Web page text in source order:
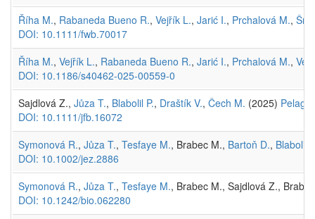
Říha M., Rabaneda Bueno R., Vejřík L., Jarić I., Prchalová M.,
DOI: 10.1111/fwb.70017
Říha M., Vejřík L., Rabaneda Bueno R., Jarić I., Prchalová M.,
DOI: 10.1186/s40462-025-00559-0
Sajdlová Z., Jůza T., Blabolil P., Draštík V., Čech M. (2025)
DOI: 10.1111/jfb.16072
Symonová R., Jůza T., Tesfaye M., Brabec M., Bartoň D., Blabolil
DOI: 10.1002/jez.2886
Symonová R., Jůza T., Tesfaye M., Brabec M., Sajdlová Z.,
DOI: 10.1242/bio.062280